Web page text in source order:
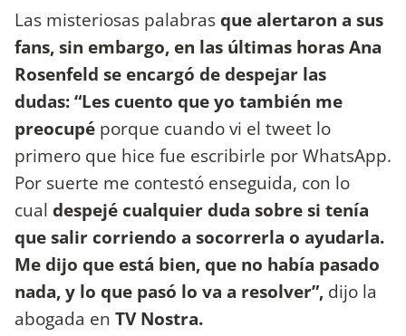
Las misteriosas palabrasque alertaron a sus
fans, sin embargo, en las últimas horas Ana
Rosenfeld se encargó de despejar las
dudas: “Les cuento que yo también me
preocupé porque cuando vi el tweet lo
primero que hice fue escribirle por WhatsApp.
Por suerte me contestó enseguida, con lo
cual despejé cualquier duda sobre si tenía
que salir corriendo a socorrerla o ayudarla.
Me dijo que está bien, que no había pasado
nada, y lo que pasó lo va a resolver”, dijo la
abogada en TV Nostra.